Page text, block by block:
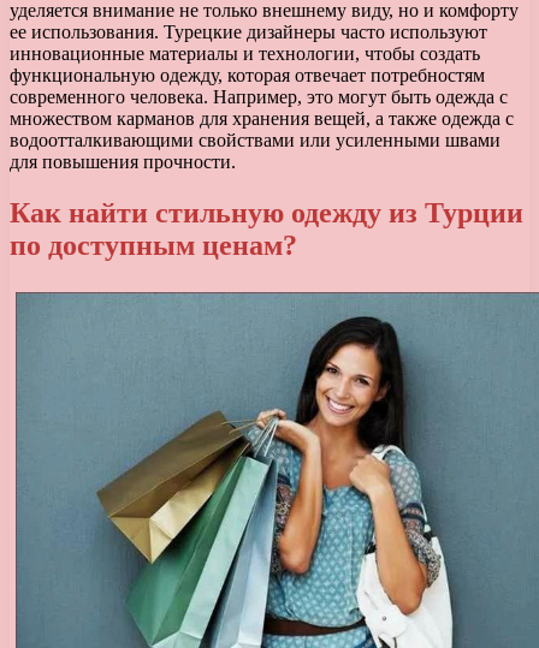
уделяется внимание не только внешнему виду, но и комфорту
ее использования. Турецкие дизайнеры часто используют
инновационные материалы и технологии, чтобы создать
функциональную одежду, которая отвечает потребностям
современного человека. Например, это могут быть одежда с
множеством карманов для хранения вещей, а также одежда с
водоотталкивающими свойствами или усиленными швами
для повышения прочности.
Как найти стильную одежду из Турции
по доступным ценам?